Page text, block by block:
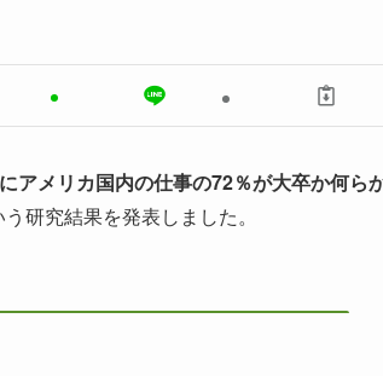
アメリカ国内の仕事の72％が大卒か何ら
う研究結果を発表しました。